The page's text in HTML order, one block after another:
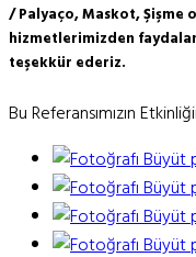
/ Palyaço, Maskot, Şişme
hizmetlerimizden
teşekkür ederiz.
Bu Referansımızın